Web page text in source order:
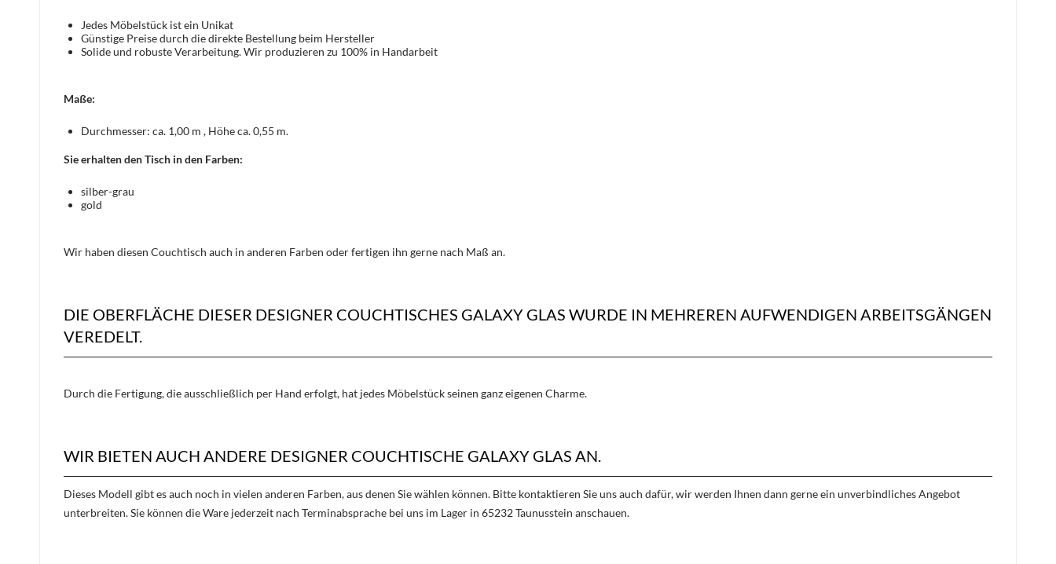
Jedes Möbelstück ist ein Unikat
Günstige Preise durch die direkte Bestellung beim Hersteller
Solide und robuste Verarbeitung. Wir produzieren zu 100% in Handarbeit
Maße:
Durchmesser: ca. 1,00 m , Höhe ca. 0,55 m.
Sie erhalten den Tisch in den Farben:
silber-grau
gold
Wir haben diesen Couchtisch auch in anderen Farben oder fertigen ihn gerne nach Maß an.
DIE OBERFLÄCHE DIESER DESIGNER COUCHTISCHES GALAXY GLAS WURDE IN MEHREREN AUFWENDIGEN ARBEITSGÄNGEN
VEREDELT.
Durch die Fertigung, die ausschließlich per Hand erfolgt, hat jedes Möbelstück seinen ganz eigenen Charme.
WIR BIETEN AUCH ANDERE DESIGNER COUCHTISCHE GALAXY GLAS AN.
Dieses Modell gibt es auch noch in vielen anderen Farben, aus denen Sie wählen können. Bitte kontaktieren Sie uns auch dafür, wir werden Ihnen dann gerne ein unverbindliches Angebot
unterbreiten. Sie können die Ware jederzeit nach Terminabsprache bei uns im Lager in 65232 Taunusstein anschauen.